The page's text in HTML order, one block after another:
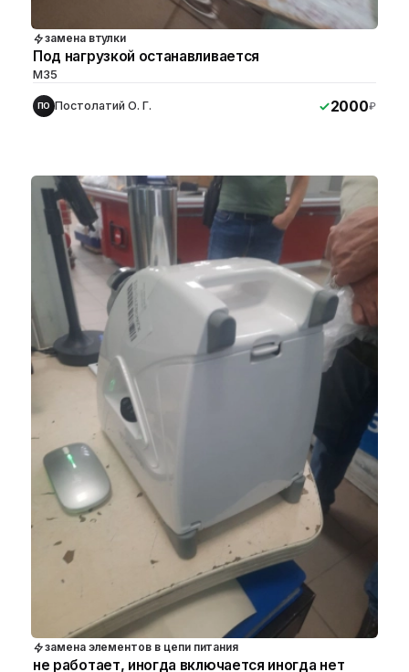
замена втулки
Под нагрузкой останавливается
M35
ПО Постолатий О. Г. 2000₽
замена элементов в цепи питания
не работает, иногда включается иногда нет